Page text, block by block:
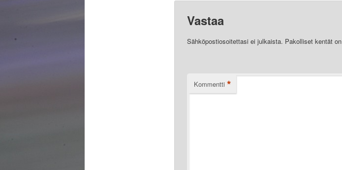
Vastaa
Sähköpostiosoitettasi ei julkaista. Pakolliset kentät
Kommentti *